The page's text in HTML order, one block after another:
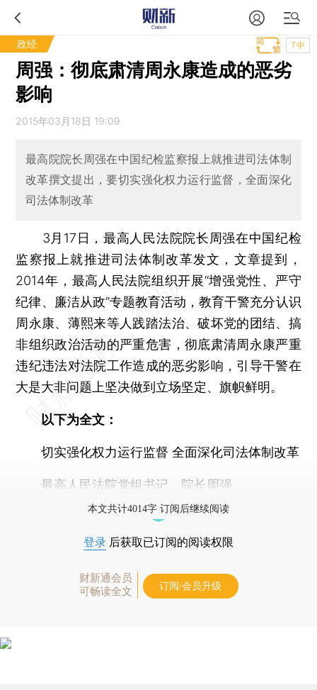
政经 T中
周强：彻底肃清周永康造成的恶劣
影响
2015年03月18日 19:09
最高院院长周强在中国纪检监察报上就推进司法体制
改革撰文提出，要切实强化权力运行监督，全面深化
司法体制改革
3月17日，最高人民法院院长周强在中国纪检
监察报上就推进司法体制改革发文，文章提到，
2014年，最高人民法院组织开展“增强党性、严守
纪律、廉洁从政”专题教育活动，教育干警充分认识
周永康、薄熙来等人践踏法治、破坏党的团结、搞
非组织政治活动的严重危害，彻底肃清周永康严重
违纪违法对法院工作造成的恶劣影响，引导干警在
大是大非问题上坚决做到立场坚定、旗帜鲜明。
以下为全文：
切实强化权力运行监督 全面深化司法体制改革
最高人民法院党组书记、院长周强
本文共计4014字 订阅后继续阅读
登录 后获取已订阅的阅读权限
财新通会员
可畅读全文
订阅/会员升级